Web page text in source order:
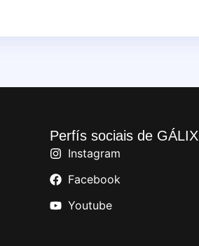
Perfís sociais de GÁLIX
Instagram
Facebook
Youtube